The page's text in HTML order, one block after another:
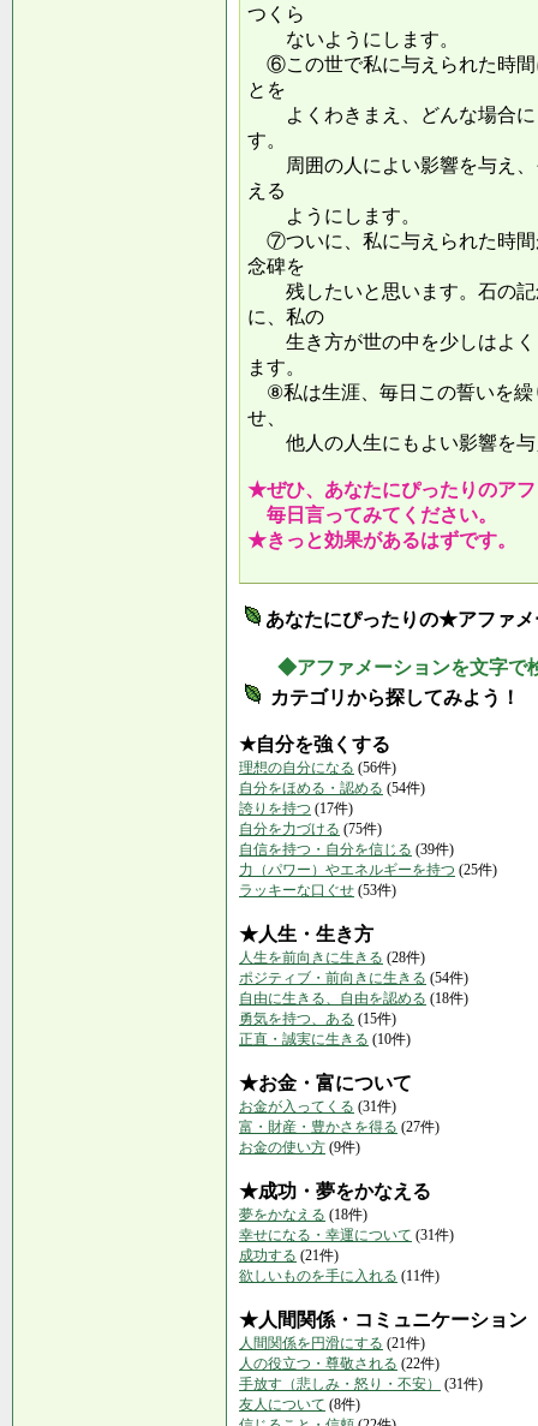
つくら
ないようにします。
⑥この世で私に与えられた時間
とを
よくわきまえ、どんな場合に
す。
周囲の人によい影響を与え、
える
ようにします。
⑦ついに、私に与えられた時間
念碑を
残したいと思います。石の記
に、私の
生き方が世の中を少しはよく
ます。
⑧私は生涯、毎日この誓いを繰
せ、
他人の人生にもよい影響
★ぜひ、あなたにぴったりのア
毎日言ってみてください。
★きっと効果があるはずです。
あなたにぴったりの★アファ
◆アファメーションを文字で
カテゴリから探してみよう！
★自分を強くする
理想の自分になる (56件)
自分をほめる・認める (54件)
誇りを持つ (17件)
自分を力づける (75件)
自信を持つ・自分を信じる (39件)
力（パワー）やエネルギーを持つ (25件)
ラッキーな口ぐせ (53件)
★人生・生き方
人生を前向きに生きる (28件)
ポジティブ・前向きに生きる (54件)
自由に生きる、自由を認める (18件)
勇気を持つ、ある (15件)
正直・誠実に生きる (10件)
★お金・富について
お金が入ってくる (31件)
富・財産・豊かさを得る (27件)
お金の使い方 (9件)
★成功・夢をかなえる
夢をかなえる (18件)
幸せになる・幸運について (31件)
成功する (21件)
欲しいものを手に入れる (11件)
★人間関係・コミュニケーション
人間関係を円滑にする (21件)
人の役立つ・尊敬される (22件)
手放す（悲しみ・怒り・不安）
(31件)
友人について (8件)